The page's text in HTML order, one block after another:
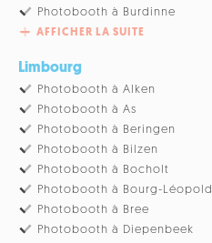
Photobooth à Burdinne
AFFICHER LA SUITE
Limbourg
Photobooth à Alken
Photobooth à As
Photobooth à Beringen
Photobooth à Bilzen
Photobooth à Bocholt
Photobooth à Bourg-Léopold
Photobooth à Bree
Photobooth à Diepenbeek